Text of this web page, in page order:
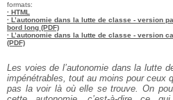
formats:
· HTML
· L’autonomie dans la lutte de classe - version
bord long (PDF)
· L’autonomie dans la lutte de classe - version
(PDF)
Les voies de l’autonomie dans la lutte
impénétrables, tout au moins pour ceux
pas la voir là où elle se trouve. On